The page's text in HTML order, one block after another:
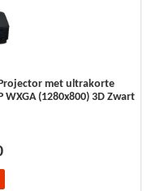
met ultrakorte
(1280x800) 3D Zwart